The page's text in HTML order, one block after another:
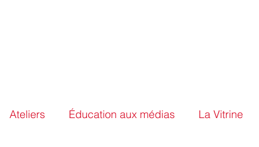
Ateliers Éducation aux médias La Vitrine